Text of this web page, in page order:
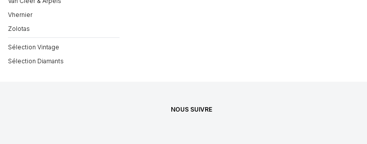
Vhernier
Zolotas
Sélection Vintage
Sélection Diamants
NOUS SUIVRE